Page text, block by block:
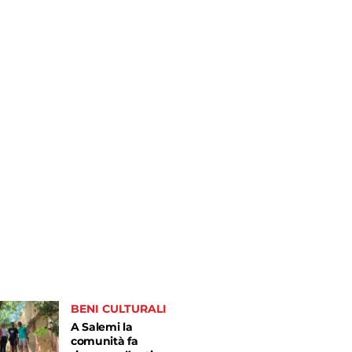
BENI CULTURALI
A Salemi la
comunità fa